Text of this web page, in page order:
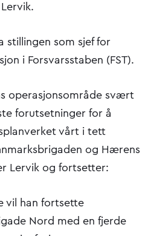
stillingen som sjef for
i Forsvarsstaben (FST).
operasjonsområde svært
forutsetninger for å
vårt i tett
og Hærens
Lervik og fortsetter:
vil han fortsette
Nord med en fjerde